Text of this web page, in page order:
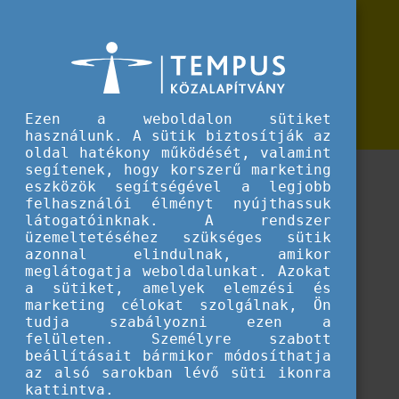
Tippek projektmegvalósításhoz
Hasznos olvasnivalók projektmegvalósításhoz és
cikkeinket!
Ezen a weboldalon sütiket
használunk. A sütik biztosítják az
oldal hatékony működését, valamint
segítenek, hogy korszerű marketing
eszközök segítségével a legjobb
felhasználói élményt nyújthassuk
látogatóinknak. A rendszer
üzemeltetéséhez szükséges sütik
azonnal elindulnak, amikor
meglátogatja weboldalunkat. Azokat
a sütiket, amelyek elemzési és
marketing célokat szolgálnak, Ön
tudja szabályozni ezen a
felületen. Személyre szabott
beállításait bármikor módosíthatja
az alsó sarokban lévő süti ikonra
kattintva.